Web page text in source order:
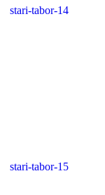
stari-tabor-14
stari-tabor-15